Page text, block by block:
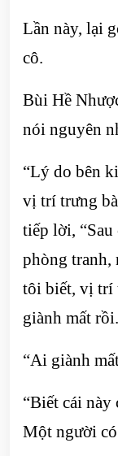
Lần này, lại
cô.
Bùi Hề
nói nguyên
“Lý do bên
vị trí trưng
tiếp lời,
phòng tranh,
tôi biết, vị trí
giành mất
“Ai giành
“Biết cái
Một người